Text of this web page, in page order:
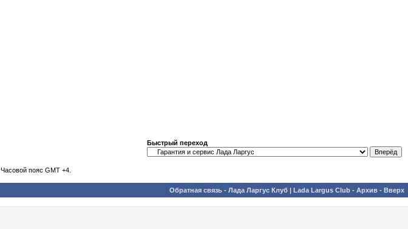
Быстрый переход
. Часовой пояс GMT +4.
Обратная связь - Лада Ларгус Клуб | Lada Largus Club - Архив - Вверх